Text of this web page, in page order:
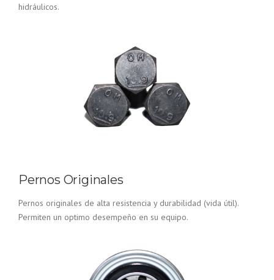
hidráulicos.
Pernos Originales
Pernos originales de alta resistencia y durabilidad (vida útil).
Permiten un optimo desempeño en su equipo.